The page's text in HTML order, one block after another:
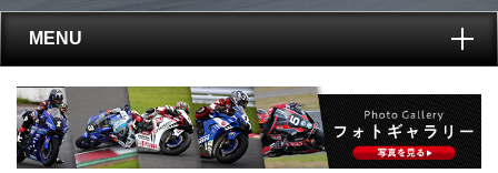
MENU
トップ
全日本ロードレース選手権とは?